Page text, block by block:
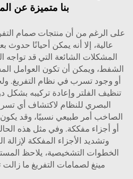
بنا متميزة عن
على الرغم من أن منتجات صمام
عالية، إلا أنه يمكن أحيانًا
المشكلات الشائعة التي قد
الشفط، ويمكن أن تكون العوامل
أو وجود تسرب في نظام التفريغ.
تنظيف الفلتر وإعادة تركيبه
البصري للنظام لاكتشاف أي
الصاخب أمر طبيعي نسبيًا، وقد
أو أجزاء مفككة. وفي مثل هذه
وتشديد الأجزاء المفككة لإزالة
الخطوات التشخيصية، يلاحظ
مينغ لصمامات التفريغ ما زالت